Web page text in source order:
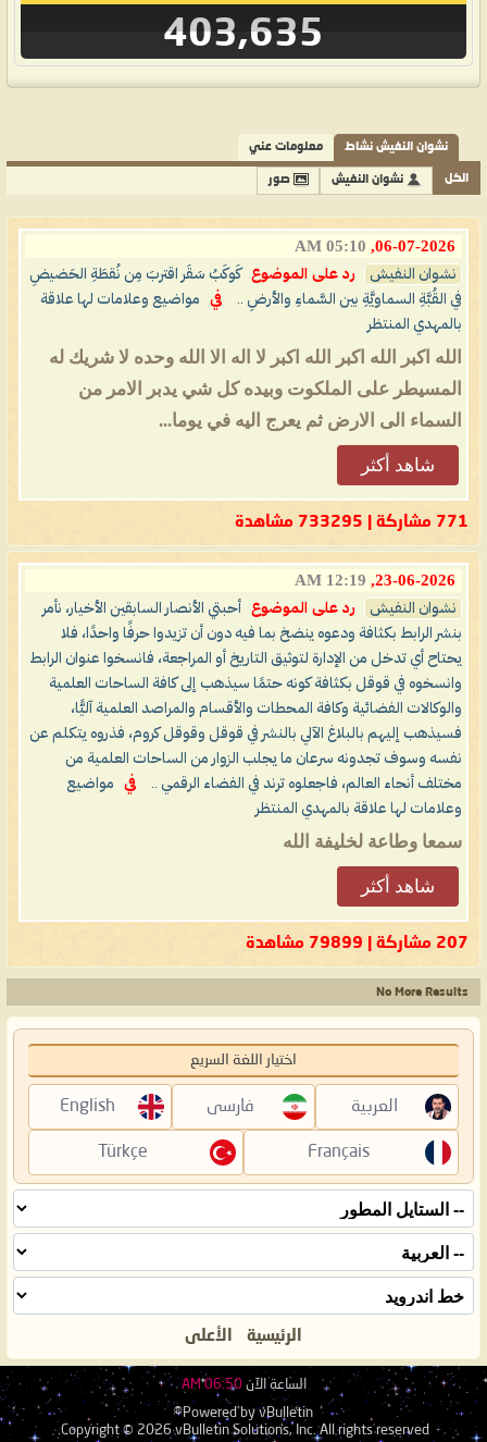
403,635
نشوان النفيش نشاط معلومات عني
الكل نشوان النفيش صور
06-07-2026,
05:10 AM
نشوان النفيش رد على الموضوع
كَوكَبُ سَقَر اقتربَ مِن نُقطَةِ الحَضيضِ
في القُبَّةِ السماويَّةِ بين السَّماءِ والأرضِ ..
في
مواضيع وعلامات لها علاقة
بالمهدي المنتظر
الله اكبر الله اكبر الله اكبر لا اله الا الله وحده لا شريك له
المسيطر على الملكوت وبيده كل شي يدبر الامر من
السماء الى الارض ثم يعرج اليه في يوما...
شاهد أكثر
771 مشاركة | 733295 مشاهدة
23-06-2026,
12:19 AM
نشوان النفيش رد على الموضوع
أحبتي الأنصار السابقين الأخيار، نأمر
بنشر الرابط بكثافة ودعوه ينضخ بما فيه دون أن تزيدوا حرفًا واحدًا، فلا
يحتاح أي تدخل من الإدارة لتوثيق التاريخ أو المراجعة، فانسخوا عنوان الرابط
وانسخوه في قوقل بكثافة كونه حتمًا سيذهب إلى كافة الساحات العلمية
والوكالات الفضائية وكافة المحطات والأقسام والمراصد العلمية آليًّا،
فسيذهب إليهم بالبلاغ الآلي بالنشر في قوقل وقوقل كروم، فذروه يتكلم عن
نفسه وسوف تجدونه سرعان ما يجلب الزوار من الساحات العلمية من
مختلف أنحاء العالم، فاجعلوه ترند في الفضاء الرقمي ..
في
مواضيع
وعلامات لها علاقة بالمهدي المنتظر
سمعا وطاعة لخليفة الله
شاهد أكثر
207 مشاركة | 79899 مشاهدة
No More Results
اختيار اللغة السريع
العربية فارسی English
Français
Türkçe
الرئيسية الأعلى
الساعة الآن06:50 AM
Powered by vBulletin®
Copyright © 2026 vBulletin Solutions, Inc. All rights reserved.